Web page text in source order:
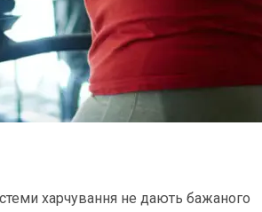
харчування не дають бажаного